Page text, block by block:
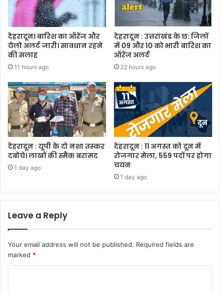
देहरादून। बारिश का ऑरेंज और
येलो अलर्ट जारी। सावधान रहने
की सलाह
11 hours ago
देहरादून : उत्तराखंड के छ: जिलों
में 09 और 10 को भारी बारिश का
ऑरेंज अलर्ट
22 hours ago
देहरादून : यूपी के दो नशा तस्कर
दबोचे। लाखों की स्मैक बरामद
1 day ago
देहरादून : 11 अगस्त को दून में
रोजगार मेला, 559 पदों पर होगा
चयन
1 day ago
Leave a Reply
Your email address will not be published. Required fields are
marked *